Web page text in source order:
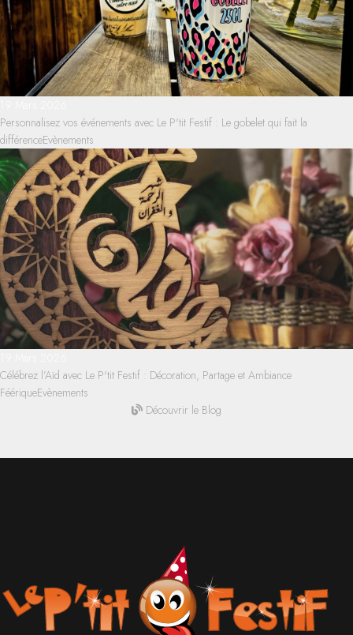
Personnalisez vos événements avec Le P'tit Festif : Le gobelet qui fait la
différenceEvènements
Célébrez l’Aïd avec Le P'tit Festif : Décoration, Partage et Ambiance
FéériqueEvènements
Découvrir le Blog